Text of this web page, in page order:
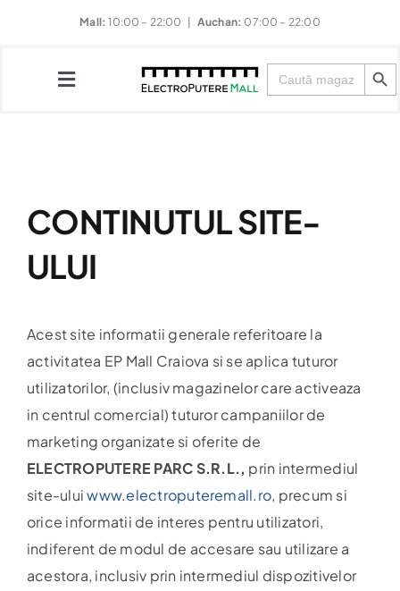
Mall: 10:00 – 22:00 | Auchan: 07:00 – 22:00
Toggle
Restaurante
Divertisment
Evenimente
Noutăți & Promoții
Harta
Search
for:
Search Button
CONTINUTUL SITE-
ULUI
Acest site informatii generale referitoare la
activitatea EP Mall Craiova si se aplica tuturor
utilizatorilor, (inclusiv magazinelor care activeaza
in centrul comercial) tuturor campaniilor de
marketing organizate si oferite de
ELECTROPUTERE PARC S.R.L., prin intermediul
site-uluiwww.electroputeremall.ro, precum si
orice informatii de interes pentru utilizatori,
indiferent de modul de accesare sau utilizare a
acestora, inclusiv prin intermediul dispozitivelor